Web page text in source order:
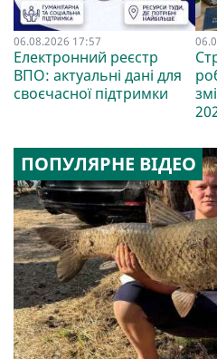
06.08.2026 17:57
Електронний реєстр
ВПО: актуальні дані для
своєчасної підтримки
ПОПУЛЯРНЕ ВІДЕО